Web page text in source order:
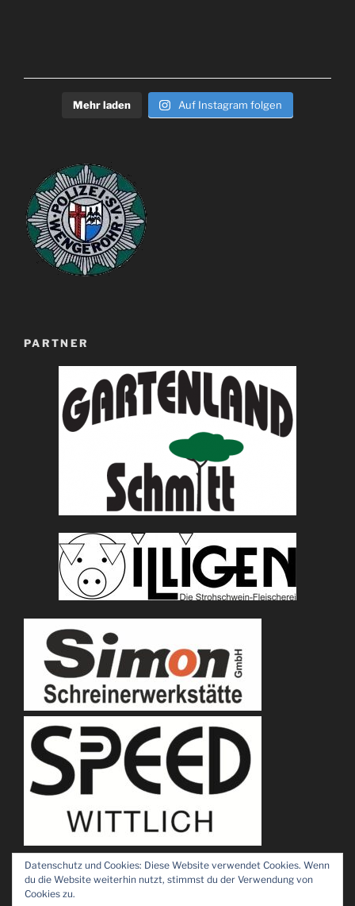
Mehr laden Auf Instagram folgen
PARTNER
Datenschutz und Cookies: Diese Website verwendet Cookies. Wenn
du die Website weiterhin nutzt, stimmst du der Verwendung von
Cookies zu.